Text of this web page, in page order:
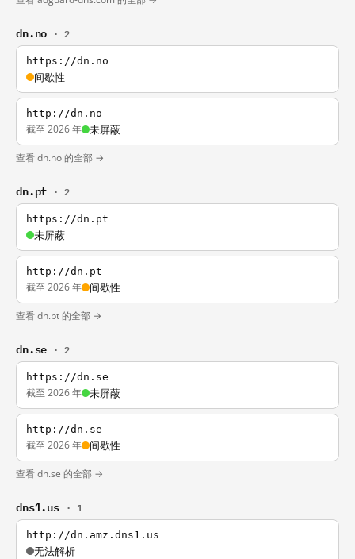
dn.no · 2
https://dn.no
间歇性
http://dn.no
截至 2026 年 未屏蔽
查看 dn.no 的全部 →
dn.pt · 2
https://dn.pt
未屏蔽
http://dn.pt
截至 2026 年 间歇性
查看 dn.pt 的全部 →
dn.se · 2
https://dn.se
截至 2026 年 未屏蔽
http://dn.se
截至 2026 年 间歇性
查看 dn.se 的全部 →
dns1.us · 1
http://dn.amz.dns1.us
无法解析